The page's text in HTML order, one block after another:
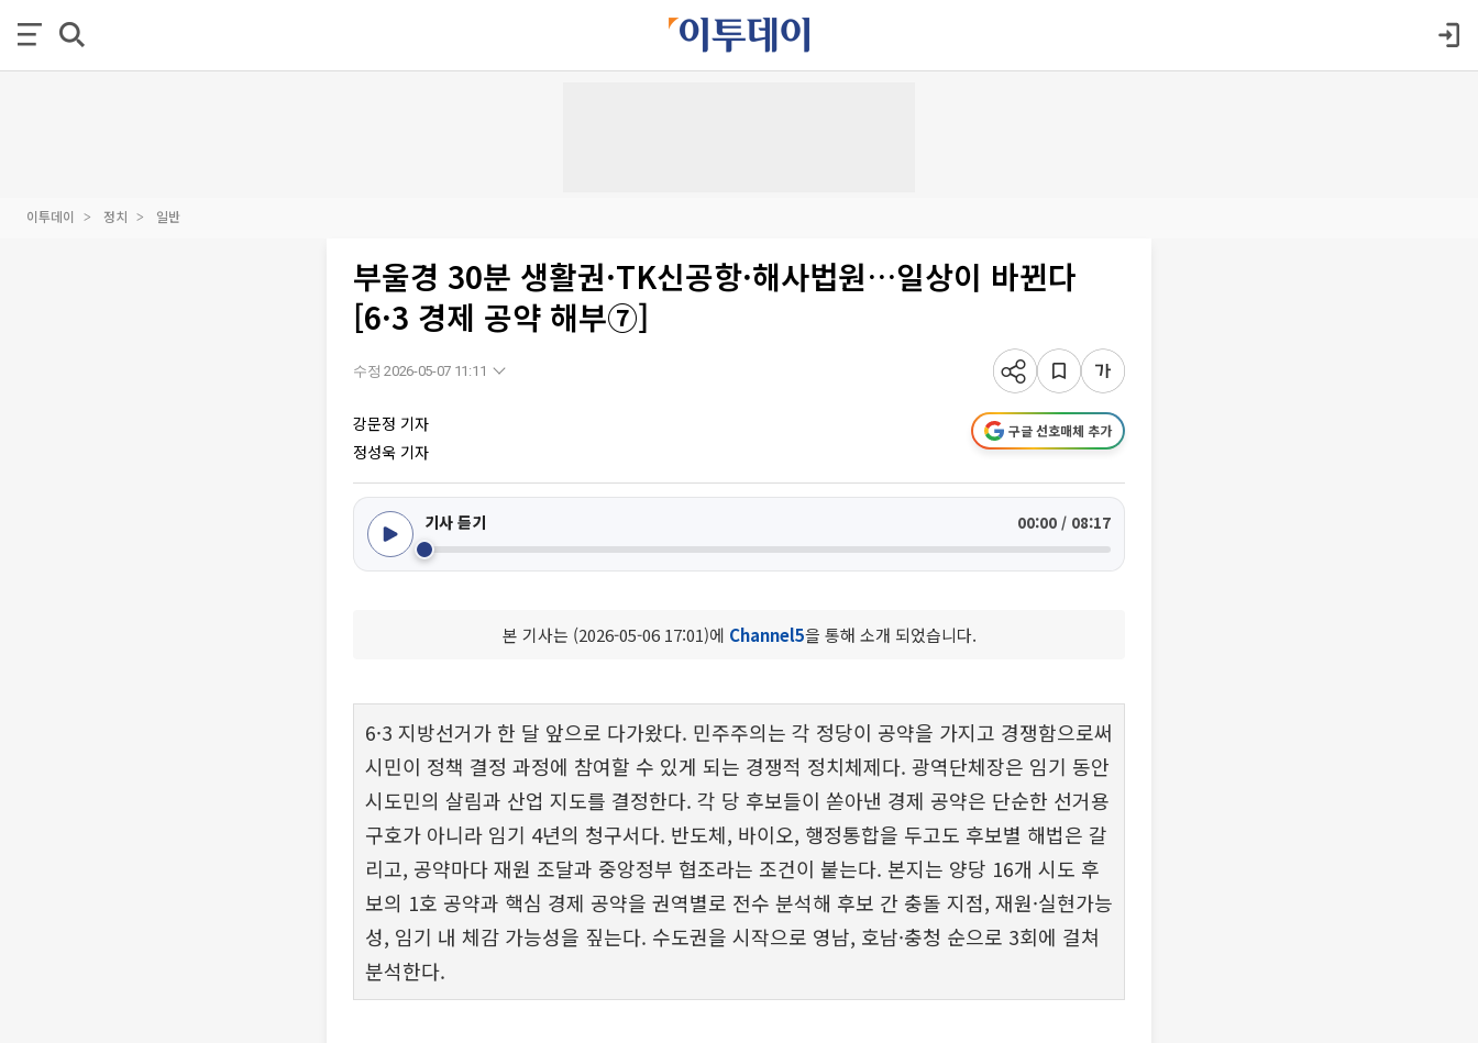
이투데이 정치 일반
부울경 30분 생활권·TK신공항·해사법원…일상이 바뀐다
[6·3 경제 공약 해부⑦]
수정 2026-05-07 11:11
강문정 기자
정성욱 기자
구글 선호매체 추가
기사 듣기 00:00 / 08:17
본 기사는 (2026-05-06 17:01)에 Channel5을 통해 소개 되었습니다.
6·3 지방선거가 한 달 앞으로 다가왔다. 민주주의는 각 정당이 공약을 가지고 경쟁함으로써
시민이 정책 결정 과정에 참여할 수 있게 되는 경쟁적 정치체제다. 광역단체장은 임기 동안
시도민의 살림과 산업 지도를 결정한다. 각 당 후보들이 쏟아낸 경제 공약은 단순한 선거용
구호가 아니라 임기 4년의 청구서다. 반도체, 바이오, 행정통합을 두고도 후보별 해법은 갈
리고, 공약마다 재원 조달과 중앙정부 협조라는 조건이 붙는다. 본지는 양당 16개 시도 후
보의 1호 공약과 핵심 경제 공약을 권역별로 전수 분석해 후보 간 충돌 지점, 재원·실현가능
성, 임기 내 체감 가능성을 짚는다. 수도권을 시작으로 영남, 호남·충청 순으로 3회에 걸쳐
분석한다.